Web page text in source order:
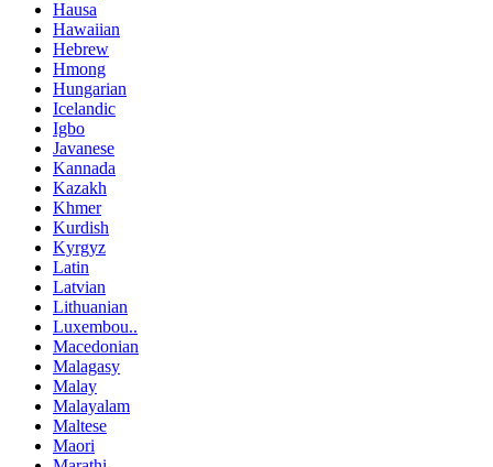
Hausa
Hawaiian
Hebrew
Hmong
Hungarian
Icelandic
Igbo
Javanese
Kannada
Kazakh
Khmer
Kurdish
Kyrgyz
Latin
Latvian
Lithuanian
Luxembou..
Macedonian
Malagasy
Malay
Malayalam
Maltese
Maori